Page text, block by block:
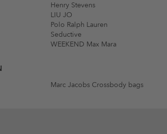
Henry Stevens
LIU JO
Polo Ralph Lauren
Seductive
WEEKEND Max Mara
Marc Jacobs Crossbody bags